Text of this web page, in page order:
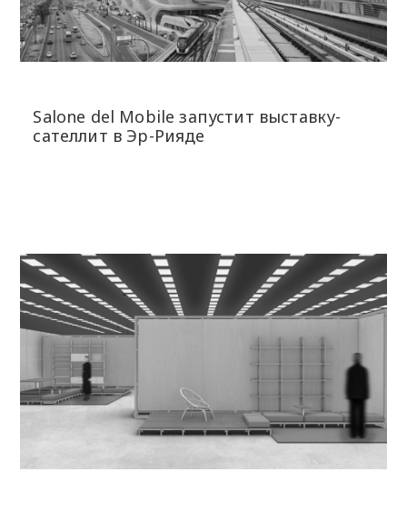
Salone del Mobile запустит выставку-
сателлит в Эр-Рияде